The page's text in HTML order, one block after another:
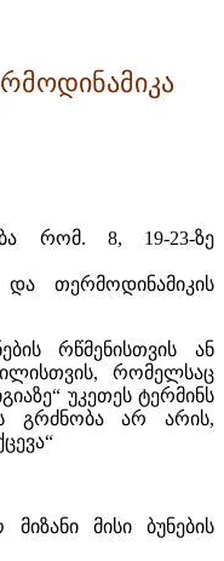
რომ. 8, 19-23-ზე
და თერმოდინამიკის
რწმენისთვის ან
რომელსაც
უკეთეს ტერმინს
გრძნობა არ არის,
მისი ბუნების